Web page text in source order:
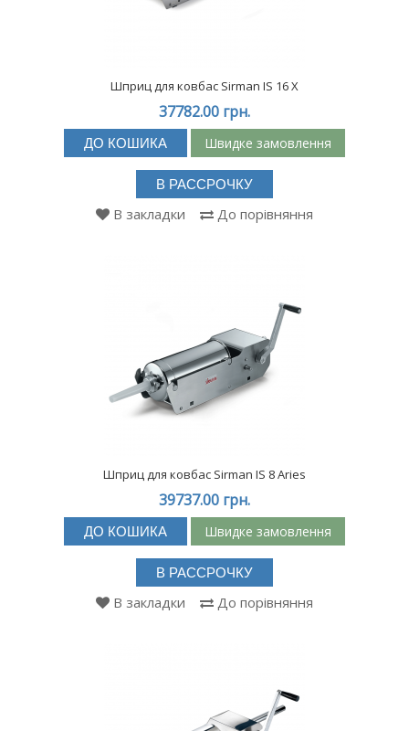
Шприц для ковбас Sirman IS 16 X
37782.00 грн.
ДО КОШИКА Швидке замовлення
В РАССРОЧКУ
В закладки До порівняння
Шприц для ковбас Sirman IS 8 Aries
39737.00 грн.
ДО КОШИКА Швидке замовлення
В РАССРОЧКУ
В закладки До порівняння